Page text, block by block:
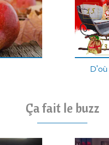
Ça fait le buzz